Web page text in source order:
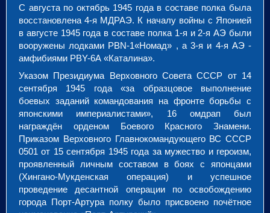
С августа по октябрь 1945 года в составе полка была
восстановлена 4-я МДРАЭ. К началу войны с Японией
в августе 1945 года в составе полка 1-я и 2-я АЭ были
вооружены лодками PBN-1«Номад» , а 3-я и 4-я АЭ -
амфибиями PBY-6А «Каталина».
Указом Президиума Верховного Совета СССР от 14
сентября 1945 года «за образцовое выполнение
боевых заданий командования на фронте борьбы с
японскими империалистами», 16 омдрап был
награждён орденом Боевого Красного Знамени.
Приказом Верховного Главнокомандующего ВС СССР
0501 от 15 сентября 1945 года за мужество и героизм,
проявленный личным составом в боях с японцами
(Хингано-Мукденская операция) и успешное
проведение десантной операции по освобождению
города Порт-Артура полку было присвоено почётное